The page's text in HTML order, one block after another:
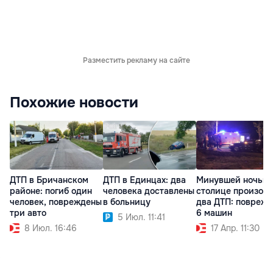
Разместить рекламу на сайте
Похожие новости
ДТП в Бричанском
районе: погиб один
человек, повреждены
три авто
8 Июл. 16:46
ДТП в Единцах: два
человека доставлены
в больницу
5 Июл. 11:41
Минувшей ночью
столице
два ДТП:
6 машин
17 Апр. 11:30